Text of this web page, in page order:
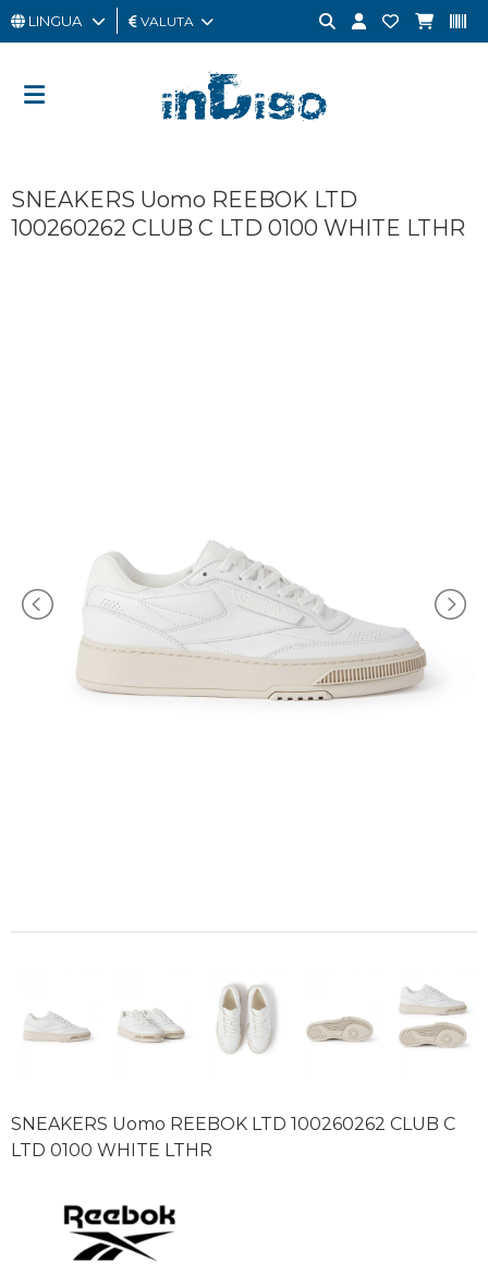
UOMO
CARD
LINGUA VALUTA
SNEAKERS Uomo REEBOK LTD
100260262 CLUB C LTD 0100 WHITE LTHR
SNEAKERS Uomo REEBOK LTD 100260262 CLUB C
LTD 0100 WHITE LTHR